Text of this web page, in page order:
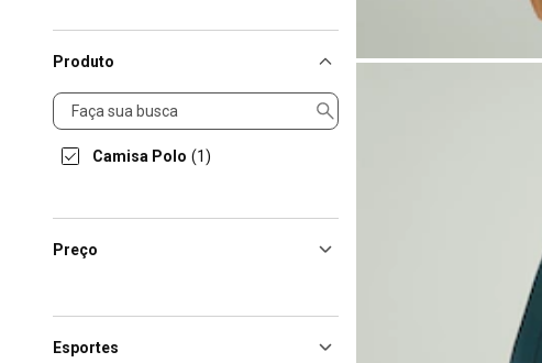
Produto
Produto
Camisa Polo (1)
Preço
Esportes